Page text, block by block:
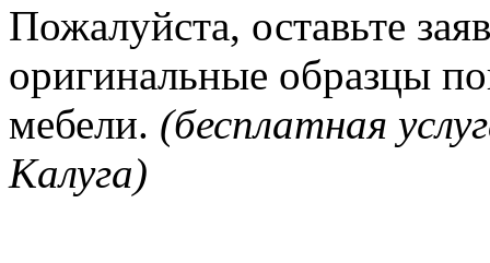
Пожалуйста, оставьте
оригинальные образцы
мебели. (бесплатная
Калуга)